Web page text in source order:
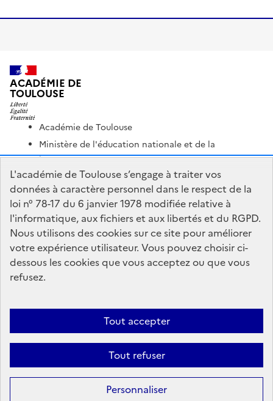
ACADÉMIE DE
TOULOUSE
Académie de Toulouse
Ministère de l'éducation nationale et de la
jeunesse
Ministère de l'enseignement supérieur et de la
recherche
Portail Pédagogique Académique
Nous contacter
DSDEN des Hautes-Pyrénées
Accessibilité : non conforme Mentions Légales
Connexion
Gestion des cookies
Sauf mention contraire, tous les textes de ce site sont sous
L'académie de Toulouse s’engage à traiter vos
données à caractère personnel dans le respect de la
loi n° 78-17 du 6 janvier 1978 modifiée relative à
l'informatique, aux fichiers et aux libertés et du RGPD.
Nous utilisons des cookies sur ce site pour améliorer
votre expérience utilisateur. Vous pouvez choisir ci-
dessous les cookies que vous acceptez ou que vous
refusez.
Tout accepter
Tout refuser
Personnaliser